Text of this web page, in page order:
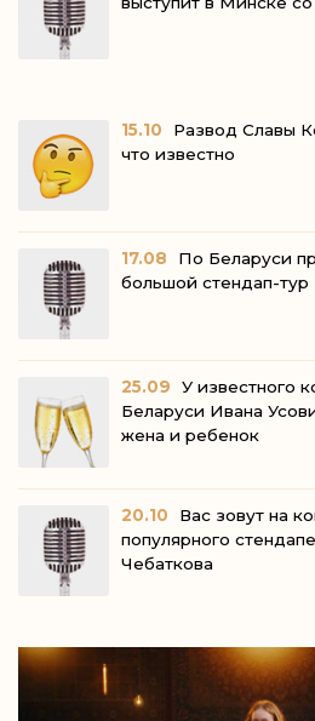
15.10
Развод Славы
что
17.08
По Беларуси
большой
25.09
У известного
Беларуси Ивана
жена и
20.10
Вас зовут на
популярного
Чебаткова